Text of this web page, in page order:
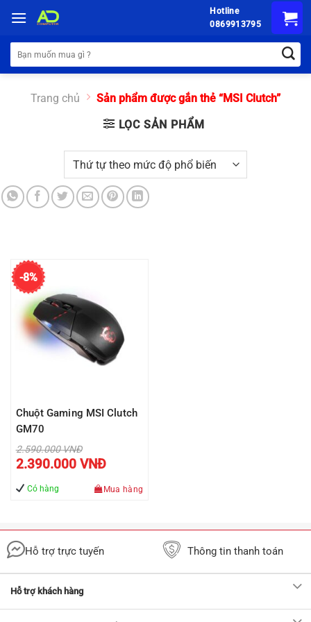
đến
nội
dung
Hotline
0869913795
Tìm
kiếm:
Trang chủ
Sản phẩm được gắn thẻ “MSI Clutch”
LỌC SẢN PHẨM
-8%
Chuột Gaming MSI Clutch
GM70
2.590.000VNĐ
Giá
gốc
là:
2.390.000 VNĐGiá
hiện
là:
2.390.000 VNĐ.
Có hàng Mua hàng
Hỗ trợ trực tuyến Thông tin thanh toán
Hỗ trợ khách hàng